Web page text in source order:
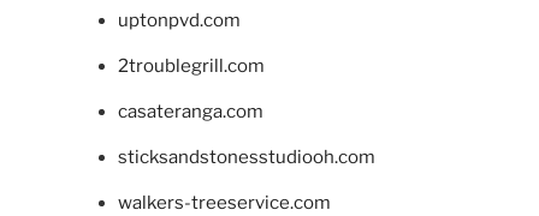
uptonpvd.com
2troublegrill.com
casateranga.com
sticksandstonesstudiooh.com
walkers-treeservice.com